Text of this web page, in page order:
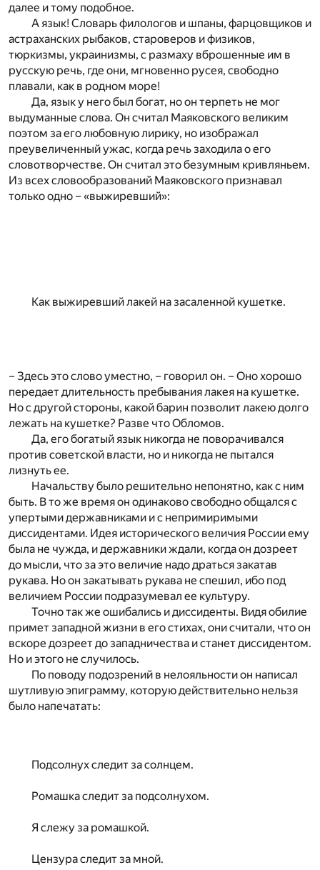
далее и тому подобное.
А язык! Словарь филологов и шпаны, фарцовщиков и
астраханских рыбаков, староверов и физиков,
тюркизмы, украинизмы, с размаху вброшенные им в
русскую речь, где они, мгновенно русея, свободно
плавали, как в родном море!
Да, язык у него был богат, но он терпеть не мог
выдуманные слова. Он считал Маяковского великим
поэтом за его любовную лирику, но изображал
преувеличенный ужас, когда речь заходила о его
словотворчестве. Он считал это безумным кривляньем.
Из всех словообразований Маяковского признавал
только одно – «выжиревший»:
Как выжиревший лакей на засаленной кушетке.
– Здесь это слово уместно, – говорил он. – Оно хорошо
передает длительность пребывания лакея на кушетке.
Но с другой стороны, какой барин позволит лакею долго
лежать на кушетке? Разве что Обломов.
Да, его богатый язык никогда не поворачивался
против советской власти, но и никогда не пытался
лизнуть ее.
Начальству было решительно непонятно, как с ним
быть. В то же время он одинаково свободно общался с
упертыми державниками и с непримиримыми
диссидентами. Идея исторического величия России ему
была не чужда, и державники ждали, когда он дозреет
до мысли, что за это величие надо драться закатав
рукава. Но он закатывать рукава не спешил, ибо под
величием России подразумевал ее культуру.
Точно так же ошибались и диссиденты. Видя обилие
примет западной жизни в его стихах, они считали, что он
вскоре дозреет до западничества и станет диссидентом.
Но и этого не случилось.
По поводу подозрений в нелояльности он написал
шутливую эпиграмму, которую действительно нельзя
было напечатать:
Подсолнух следит за солнцем.
Ромашка следит за подсолнухом.
Я слежу за ромашкой.
Цензура следит за мной.